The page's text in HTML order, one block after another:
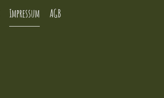
Impressum AGB